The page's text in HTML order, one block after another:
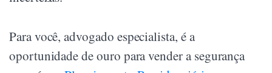
Para você, advogado especialista, é a
oportunidade de ouro para vender a segurança